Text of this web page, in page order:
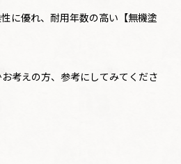
に優れ、耐用年数の高い【無機塗
考えの方、参考にしてみてくださ